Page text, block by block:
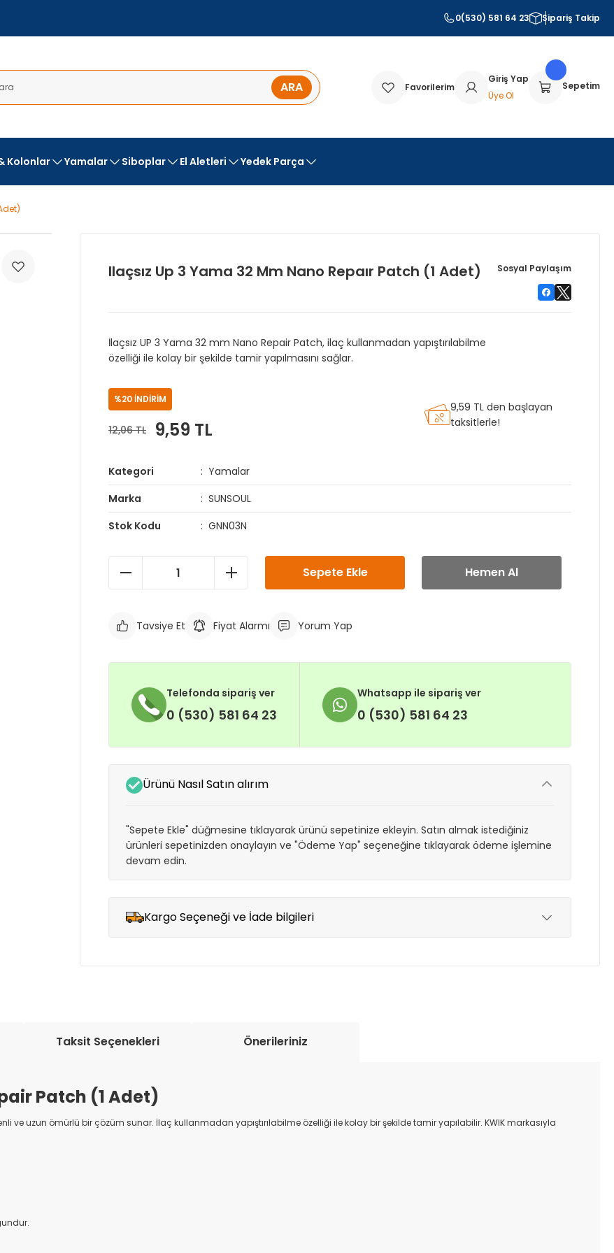
0(530) 581 64 23 Sipariş Takip
ARA Favorilerim
Giriş Yap
Üye Ol
Sepetim
Kolonlar Yamalar Siboplar El Aletleri Yedek Parça
Ilaçsız Up 3 Yama 32 Mm Nano Repaır Patch (1 Adet) Sosyal Paylaşım
İlaçsız UP 3 Yama 32 mm Nano Repair Patch, ilaç kullanmadan yapıştırılabilme
özelliği ile kolay bir şekilde tamir yapılmasını sağlar.
%20 İNDİRİM
12,06 TL 9,59 TL
9,59 TL den başlayan
taksitlerle!
Kategori
Yamalar
Marka
SUNSOUL
Stok Kodu
GNN03N
Sepete Ekle Hemen Al
Tavsiye Et Fiyat Alarmı Yorum Yap
Telefonda sipariş ver
0 (530) 581 64 23
Whatsapp ile sipariş ver
0 (530) 581 64 23
Ürünü Nasıl Satın alırım
"Sepete Ekle" düğmesine tıklayarak ürünü sepetinize ekleyin. Satın almak istediğiniz
ürünleri sepetinizden onaylayın ve "Ödeme Yap" seçeneğine tıklayarak ödeme işlemine
devam edin.
Kargo Seçeneği ve İade bilgileri
Taksit Seçenekleri Önerileriniz
Patch (1 Adet)
ve uzun ömürlü bir çözüm sunar. İlaç kullanmadan yapıştırılabilme özelliği ile kolay bir şekilde tamir yapılabilir. KWIK markasıyla